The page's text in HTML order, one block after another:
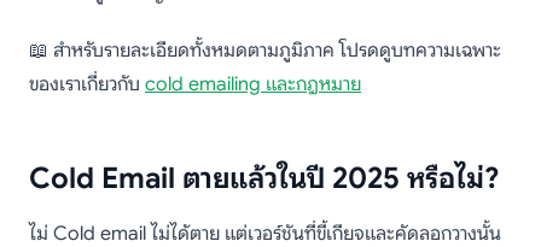
📖 สำหรับรายละเอียดทั้งหมดตามภูมิภาค โปรดดูบทความเฉพาะ
ของเราเกี่ยวกับ cold emailing และกฎหมาย
Cold Email ตายแล้วในปี 2025 หรือไม่?
ไม่ Cold email ไม่ได้ตาย แต่เวอร์ชันที่ขี้เกียจและคัดลอกวางนั้น